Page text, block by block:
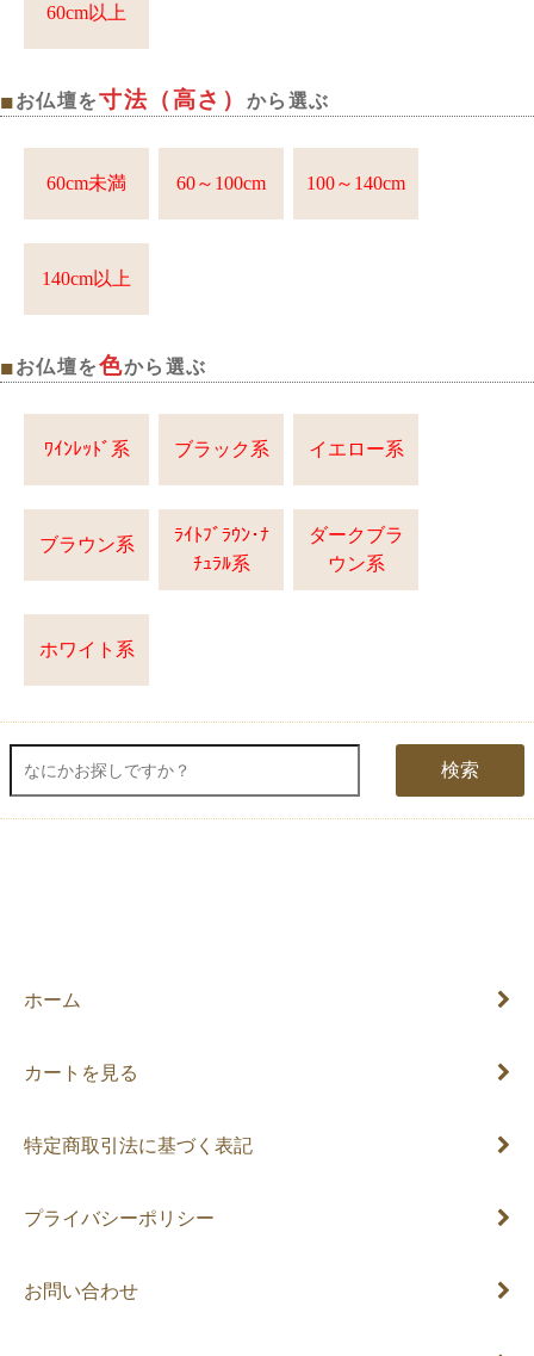
60cm以上
■お仏壇を寸法（高さ） から選ぶ
60cm未満 60～100cm 100～140cm
140cm以上
■お仏壇を色から選ぶ
ﾜｲﾝﾚｯﾄﾞ系 ブラック系 イエロー系
ブラウン系
ﾗｲﾄﾌﾞﾗｳﾝ･ﾅ
ﾁｭﾗﾙ系
ダークブラ
ウン系
ホワイト系
検索
ホーム
カートを見る
特定商取引法に基づく表記
プライバシーポリシー
お問い合わせ